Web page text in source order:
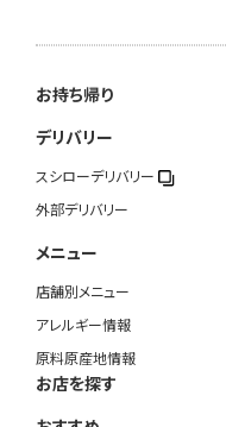
お持ち帰り
デリバリー
スシローデリバリー
外部デリバリー
メニュー
店舗別メニュー
アレルギー情報
原料原産地情報
お店を探す